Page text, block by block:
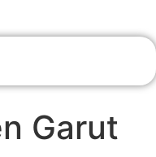
Garut